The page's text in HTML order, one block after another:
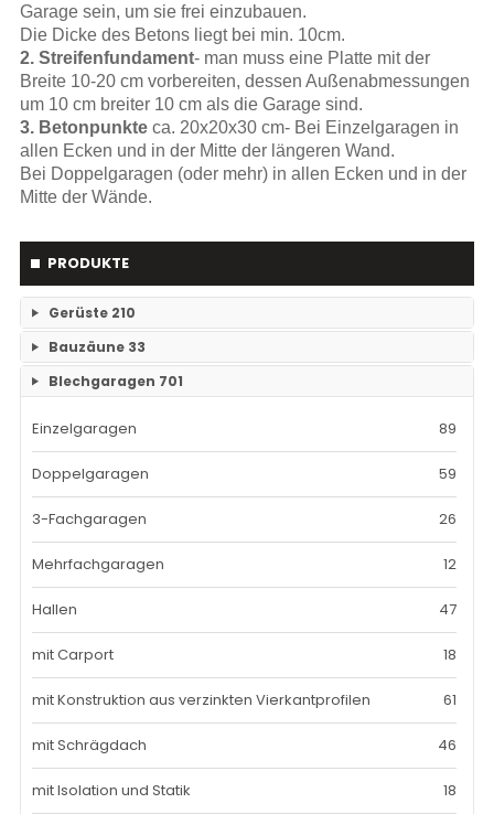
PRODUKTE
Gerüste 210
RAM- 1 Gerüst Breite 73 109
Bauzäune 33
Einzelteile Bauzäune 7
Bauzäune SET 26
Blechgaragen 701
Einzelgaragen 89
Doppelgaragen 59
3-Fachgaragen 26
Mehrfachgaragen 12
Hallen 47
mit Carport 18
mit Konstruktion aus verzinkten Vierkantprofilen 61
mit Schrägdach 46
mit Isolation und Statik 18
Garage sein, um sie frei einzubauen.
Die Dicke des Betons liegt bei min. 10cm.
2. Streifenfundament- man muss eine Platte mit der
Breite 10-20 cm vorbereiten, dessen Außenabmessungen
um 10 cm breiter 10 cm als die Garage sind.
3. Betonpunkteca. 20x20x30 cm- Bei Einzelgaragen in
allen Ecken und in der Mitte der längeren Wand.
Bei Doppelgaragen (oder mehr) in allen Ecken und in der
Mitte der Wände.